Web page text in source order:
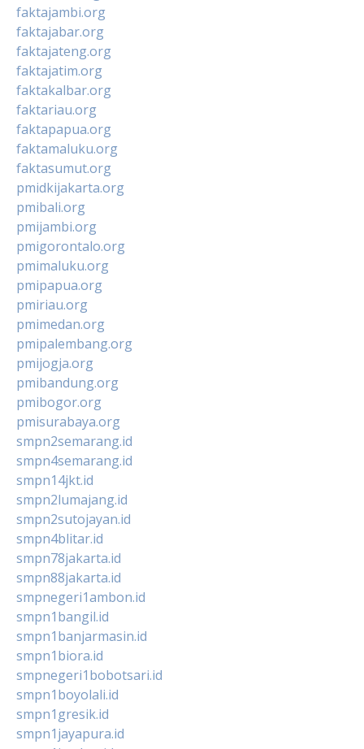
faktajambi.org
faktajabar.org
faktajateng.org
faktajatim.org
faktakalbar.org
faktariau.org
faktapapua.org
faktamaluku.org
faktasumut.org
pmidkijakarta.org
pmibali.org
pmijambi.org
pmigorontalo.org
pmimaluku.org
pmipapua.org
pmiriau.org
pmimedan.org
pmipalembang.org
pmijogja.org
pmibandung.org
pmibogor.org
pmisurabaya.org
smpn2semarang.id
smpn4semarang.id
smpn14jkt.id
smpn2lumajang.id
smpn2sutojayan.id
smpn4blitar.id
smpn78jakarta.id
smpn88jakarta.id
smpnegeri1ambon.id
smpn1bangil.id
smpn1banjarmasin.id
smpn1biora.id
smpnegeri1bobotsari.id
smpn1boyolali.id
smpn1gresik.id
smpn1jayapura.id